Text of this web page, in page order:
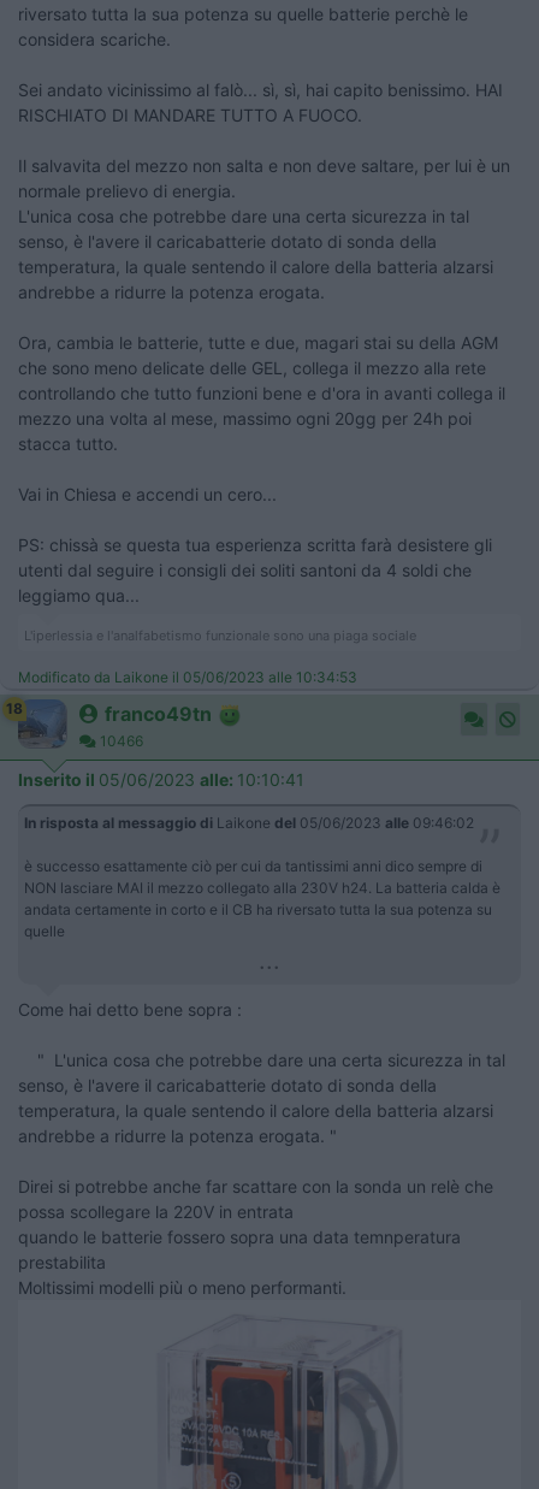
riversato tutta la sua potenza su quelle batterie perchè le
considera scariche.
Sei andato vicinissimo al falò... sì, sì, hai capito benissimo. HAI
RISCHIATO DI MANDARE TUTTO A FUOCO.
Il salvavita del mezzo non salta e non deve saltare, per lui è un
normale prelievo di energia.
L'unica cosa che potrebbe dare una certa sicurezza in tal
senso, è l'avere il caricabatterie dotato di sonda della
temperatura, la quale sentendo il calore della batteria alzarsi
andrebbe a ridurre la potenza erogata.
Ora, cambia le batterie, tutte e due, magari stai su della AGM
che sono meno delicate delle GEL, collega il mezzo alla rete
controllando che tutto funzioni bene e d'ora in avanti collega il
mezzo una volta al mese, massimo ogni 20gg per 24h poi
stacca tutto.
Vai in Chiesa e accendi un cero...
PS: chissà se questa tua esperienza scritta farà desistere gli
utenti dal seguire i consigli dei soliti santoni da 4 soldi che
leggiamo qua...
L'iperlessia e l'analfabetismo funzionale sono una piaga sociale
Modificato da Laikone il 05/06/2023 alle 10:34:53
18
franco49tn
10466
Inserito il 05/06/2023 alle: 10:10:41
In risposta al messaggio di Laikone del 05/06/2023 alle 09:46:02
è successo esattamente ciò per cui da tantissimi anni dico sempre di
NON lasciare MAI il mezzo collegato alla 230V h24. La batteria calda è
andata certamente in corto e il CB ha riversato tutta la sua potenza su
quelle
...
Come hai detto bene sopra :
" L'unica cosa che potrebbe dare una certa sicurezza in tal
senso, è l'avere il caricabatterie dotato di sonda della
temperatura, la quale sentendo il calore della batteria alzarsi
andrebbe a ridurre la potenza erogata. "
Direi si potrebbe anche far scattare con la sonda un relè che
possa scollegare la 220V in entrata
quando le batterie fossero sopra una data temnperatura
prestabilita
Moltissimi modelli più o meno performanti.